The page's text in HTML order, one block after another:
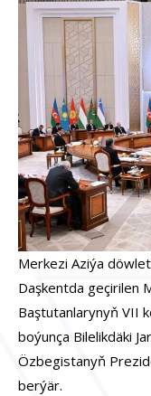
Merkezi Aziýa
Daşkentda geçirilen
Baştutanlarynyň VII
boýunça Bilelikdäki
Özbegistanyň
berýär.